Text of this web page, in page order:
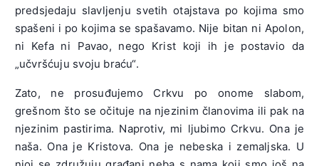
predsjedaju slavljenju svetih otajstava po kojima smo
spašeni i po kojima se spašavamo. Nije bitan ni Apolon,
ni Kefa ni Pavao, nego Krist koji ih je postavio da
„učvršćuju svoju braću“.
Zato, ne prosuđujemo Crkvu po onome slabom,
grešnom što se očituje na njezinim članovima ili pak na
njezinim pastirima. Naprotiv, mi ljubimo Crkvu. Ona je
naša. Ona je Kristova. Ona je nebeska i zemaljska. U